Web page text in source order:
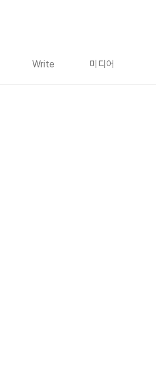
Write 미디어